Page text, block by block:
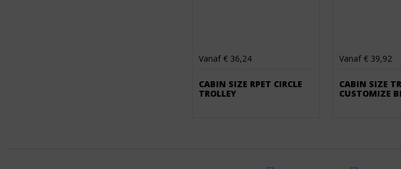
Vanaf € 36,24
CABIN SIZE RPET CIRCLE
TROLLEY
Vanaf € 39,92
CABIN SIZE
CUSTOMIZE